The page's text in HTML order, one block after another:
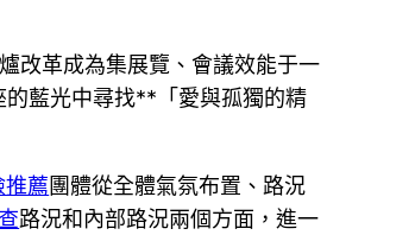
改革成為集展覽、會議效能于一
的藍光中尋找**「愛與孤獨的精
推薦團體從全體氣氛布置、路況
路況和內部路況兩個方面，進一